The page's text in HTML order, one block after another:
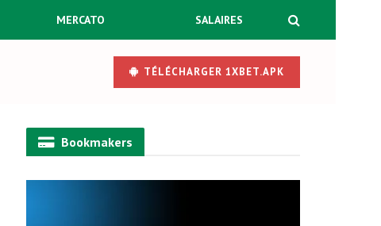
MERCATO SALAIRES
TÉLÉCHARGER 1XBET.APK
Bookmakers